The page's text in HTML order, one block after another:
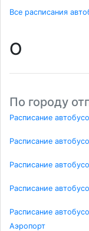
Все расписания
O
По городу
Расписание
Расписание
Расписание
Расписание
Расписание
Аэропорт